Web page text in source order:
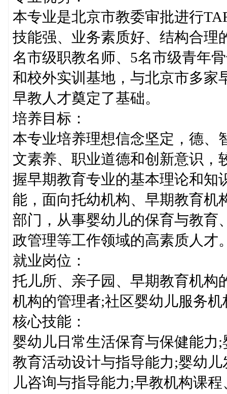
本专业是北京市教委审批进行
技能强、业务素质好、结构合理
名市级职教名师、5名市级青年
和校外实训基地，与北京市多家
早教人才奠定了基础。
培养目标：
本专业培养理想信念坚定，德、
文素养、职业道德和创新意识，
握早期教育专业的基本理论和知
能，面向托幼机构、早期教育机
部门，从事婴幼儿的保育与教育
政管理等工作领域的高素质人才
就业岗位：
托儿所、亲子园、早期教育机构
机构的管理者;社区婴幼儿服务
核心技能：
婴幼儿日常生活保育与保健能力
教育活动设计与指导能力;婴幼
儿咨询与指导能力;早教机构课